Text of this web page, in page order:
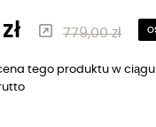
779,00 zł
tego produktu w